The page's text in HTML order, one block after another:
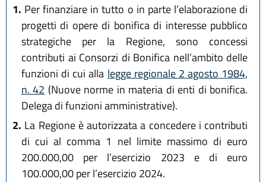
1. Per finanziare in tutto o in parte l’elaborazione di
progetti di opere di bonifica di interesse pubblico
strategiche per la Regione, sono concessi
contributi ai Consorzi di Bonifica nell’ambito delle
funzioni di cui alla legge regionale 2 agosto 1984,
n. 42 (Nuove norme in materia di enti di bonifica.
Delega di funzioni amministrative).
2. La Regione è autorizzata a concedere i contributi
di cui al comma 1 nel limite massimo di euro
200.000,00 per l’esercizio 2023 e di euro
100.000,00 per l’esercizio 2024.